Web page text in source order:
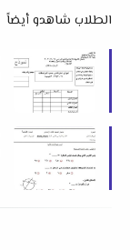
الطلاب شاهدو أيضاً